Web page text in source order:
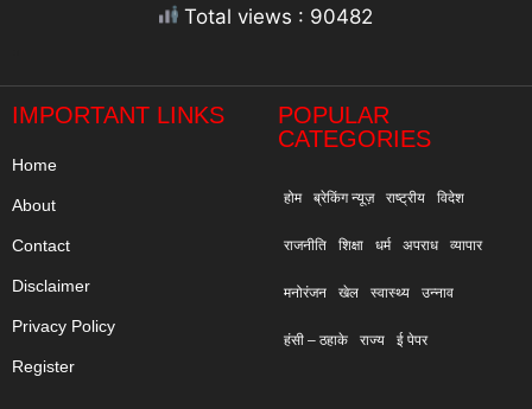
Total views : 90482
IMPORTANT LINKS
Home
About
Contact
Disclaimer
Privacy Policy
Register
POPULAR
CATEGORIES
होम ब्रेकिंग न्यूज़ राष्ट्रीय विदेश
राजनीति शिक्षा धर्म अपराध व्यापार
मनोरंजन खेल स्वास्थ्य उन्नाव
हंसी – ठहाके राज्य ई पेपर